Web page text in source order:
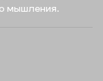
мышления.